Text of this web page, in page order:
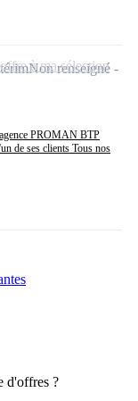
PROMAN BTP
de ses clients Tous nos
Non renseigné
à ma sélection
d'offres ?